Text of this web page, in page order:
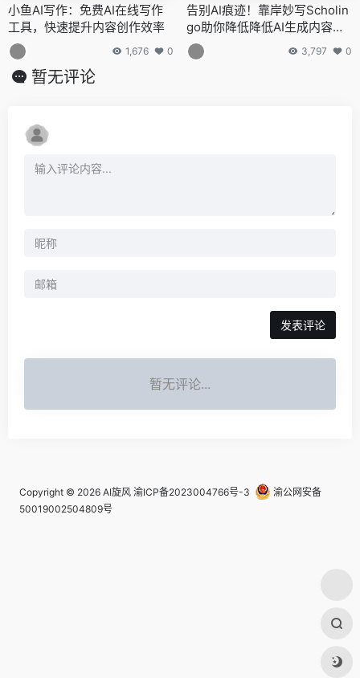
小鱼AI写作：免费AI在线写作
工具，快速提升内容创作效率
1,676 0
告别AI痕迹！靠岸妙写Scholin
go助你降低降低AI生成内容辨
识率
3,797 0
暂无评论
发表评论
暂无评论...
Copyright © 2026 AI旋风 渝ICP备2023004766号-3
渝公网安备
50019002504809号